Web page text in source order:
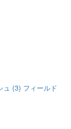
ュ (3) フィールド